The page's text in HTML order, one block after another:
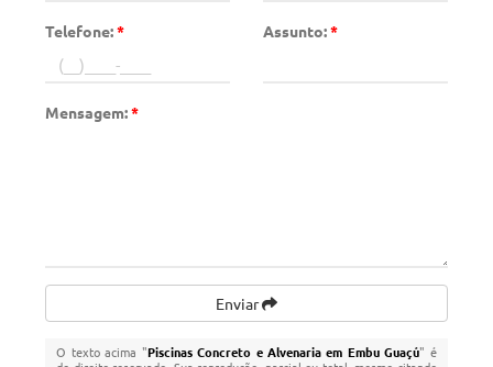
Telefone:* Assunto:*
Mensagem:*
Enviar
O texto acima "Piscinas Concreto e Alvenaria em Embu Guaçú" é